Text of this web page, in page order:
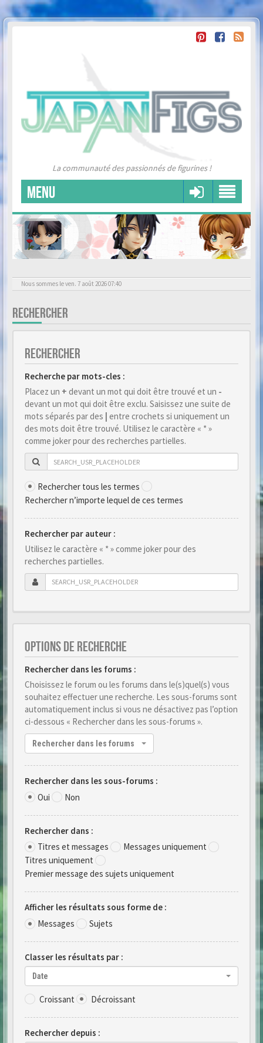
La communauté des passionnés de figurines !
MENU
Nous sommes le ven. 7 août 2026 07:40
RECHERCHER
RECHERCHER
Recherche par mots-cles :
Placez un + devant un mot qui doit être trouvé et un -
devant un mot qui doit être exclu. Saisissez une suite de
mots séparés par des | entre crochets si uniquement un
des mots doit être trouvé. Utilisez le caractère « * »
comme joker pour des recherches partielles.
Rechercher tous les termes
Rechercher n’importe lequel de ces termes
Rechercher par auteur :
Utilisez le caractère « * » comme joker pour des
recherches partielles.
OPTIONS DE RECHERCHE
Rechercher dans les forums :
Choisissez le forum ou les forums dans le(s)quel(s) vous
souhaitez effectuer une recherche. Les sous-forums sont
automatiquement inclus si vous ne désactivez pas l’option
ci-dessous « Rechercher dans les sous-forums ».
Rechercher dans les forums
Rechercher dans les sous-forums :
Oui
Non
Rechercher dans :
Titres et messages
Messages uniquement
Titres uniquement
Premier message des sujets uniquement
Afficher les résultats sous forme de :
Messages
Sujets
Classer les résultats par :
Date
Croissant Décroissant
Rechercher depuis :